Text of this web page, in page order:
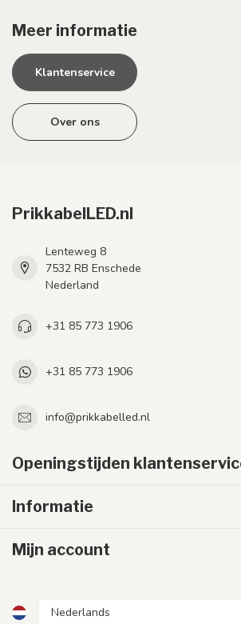
Meer informatie
Klantenservice
Over ons
PrikkabelLED.nl
Lenteweg 8
7532 RB Enschede
Nederland
+31 85 773 1906
+31 85 773 1906
info@prikkabelled.nl
Openingstijden
Informatie
Mijn account